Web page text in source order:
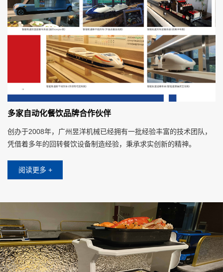
多家自动化餐饮品牌合作伙伴
创办于2008年，广州昱洋机械已经拥有一批经验丰富的技术团队，
凭借着多年的回转餐饮设备制造经验，秉承求实创新的精神。
阅读更多 +